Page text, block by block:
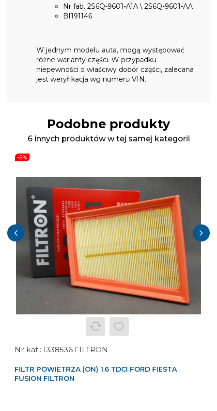
Nr fab. 2S6Q-9601-A1A \ 2S6Q-9601-AA
BI191146
W jednym modelu auta, mogą występować
różne warianty części. W przypadku
niepewności o właściwy dobór części, zalecana
jest weryfikacja wg numeru VIN.
Podobne produkty
6 innych produktów w tej samej kategorii
-5%
1338536 FILTRON
FILTR POWIETRZA (ON) 1.6 TDCI FORD FIESTA
FUSION FILTRON